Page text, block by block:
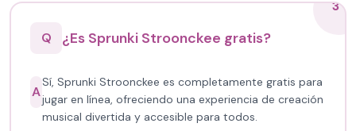
3
Q
¿Es Sprunki Stroonckee gratis?
A
Sí, Sprunki Stroonckee es completamente gratis para
jugar en línea, ofreciendo una experiencia de creación
musical divertida y accesible para todos.